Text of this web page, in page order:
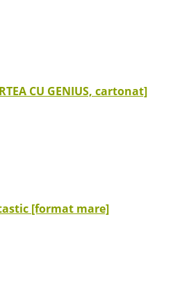
CU GENIUS, cartonat]
[format mare]